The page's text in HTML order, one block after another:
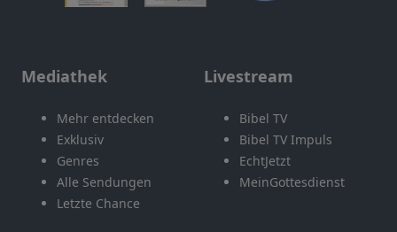
Mediathek
Mehr entdecken
Exklusiv
Genres
Alle Sendungen
Letzte Chance
Livestream
Bibel TV
Bibel TV Impuls
EchtJetzt
MeinGottesdienst